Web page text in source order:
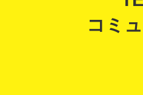
コミ